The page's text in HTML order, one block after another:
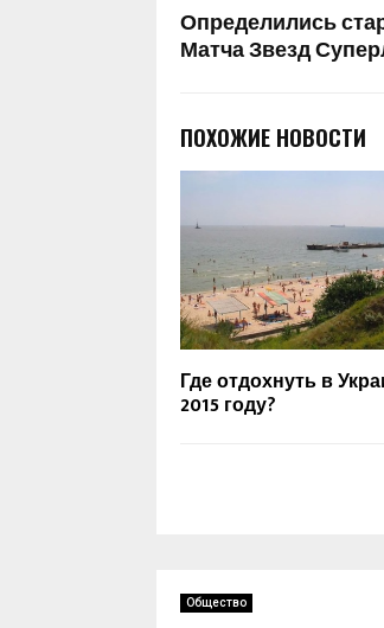
Определились
Матча Звезд
ПОХОЖИЕ НОВОСТИ
Где отдохнуть в
2015 году?
Общество